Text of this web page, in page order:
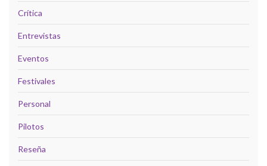
Crítica
Entrevistas
Eventos
Festivales
Personal
Pilotos
Reseña